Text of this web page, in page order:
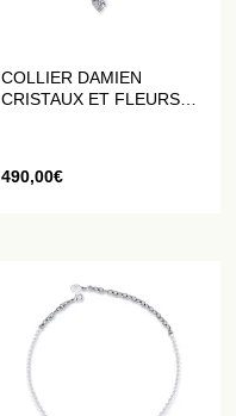
COLLIER DAMIEN
CRISTAUX ET FLEURS
490,00€